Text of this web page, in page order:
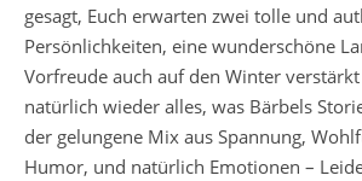
gesagt, Euch erwarten zwei tolle und
Persönlichkeiten, eine wunderschöne
Vorfreude auch auf den Winter
natürlich wieder alles, was Bärbels
der gelungene Mix aus Spannung,
Humor, und natürlich Emotionen –